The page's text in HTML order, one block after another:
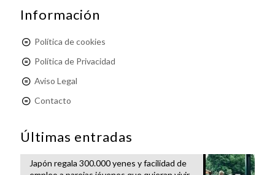
Información
Política de cookies
Política de Privacidad
Aviso Legal
Contacto
Últimas entradas
Japón regala 300.000 yenes y facilidad de